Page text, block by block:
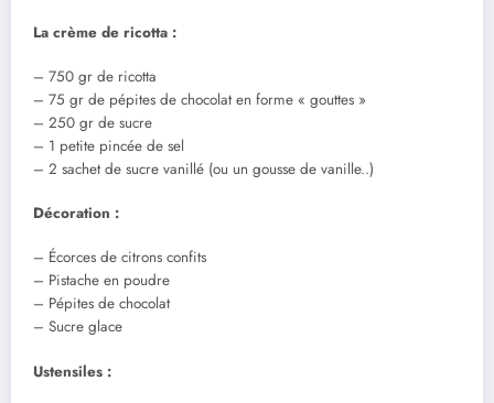
La crème de ricotta :
– 750 gr de ricotta
– 75 gr de pépites de chocolat en forme « gouttes »
– 250 gr de sucre
– 1 petite pincée de sel
– 2 sachet de sucre vanillé (ou un gousse de vanille..)
Décoration :
– Écorces de citrons confits
– Pistache en poudre
– Pépites de chocolat
– Sucre glace
Ustensiles :